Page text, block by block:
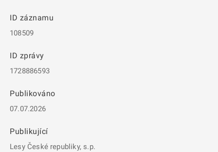
ID záznamu
108509
ID zprávy
1728886593
Publikováno
07.07.2026
Publikující
Lesy České republiky, s.p.